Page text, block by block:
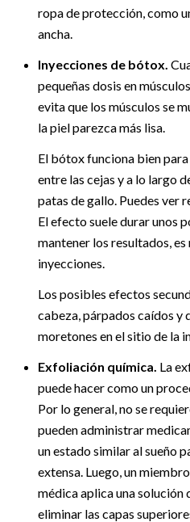
ropa de protección, como
ancha.
Inyecciones de bótox.
pequeñas dosis en
evita que los músculos se
la piel parezca más lisa.
El bótox funciona bien
entre las cejas y a lo largo
patas de gallo. Puedes ver
El efecto suele durar unos
mantener los resultados,
inyecciones.
Los posibles efectos
cabeza, párpados caídos y
moretones en el sitio de la
Exfoliación química. La
puede hacer como un
Por lo general, no se
pueden administrar
un estado similar al sueño
extensa. Luego, un
médica aplica una solución
eliminar las capas